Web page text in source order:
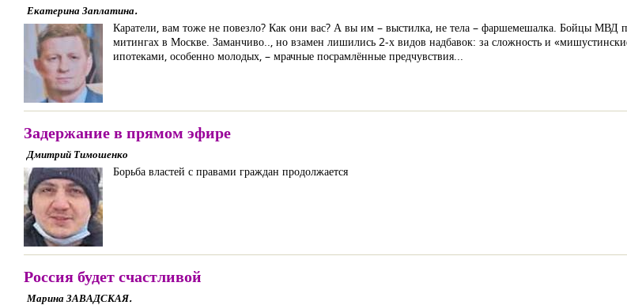
Екатерина Заплатина.
Каратели, вам тоже не повезло? Как они вас? А вы им – выстилка, не тела – фаршемешалка. Бойцы МВД
митингах в Москве. Заманчиво.., но взамен лишились 2-х видов надбавок: за сложность и
ипотеками, особенно молодых, – мрачные посрамлённые предчувствия...
Задержание в прямом эфире
Дмитрий Тимошенко
Борьба властей с правами граждан продолжается
Россия будет счастливой
Марина ЗАВАДСКАЯ.